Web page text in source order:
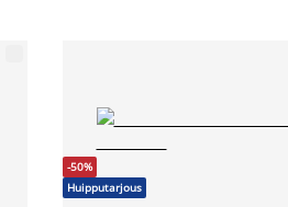
-50%
Huipputarjous